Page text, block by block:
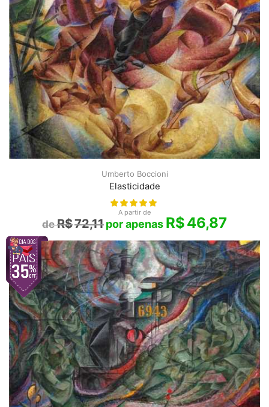
Umberto Boccioni
Elasticidade
A partir de
R$72,11 R$46,87